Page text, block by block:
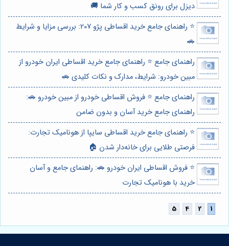
دیزل برای رونق کسب و کار شما 🚚
⭐️ راهنمای جامع خرید اقساطی پژو 207: بررسی مزایا و شرایط
🚗
راهنمای جامع ⭐️ راهنمای جامع خرید اقساطی ایران خودرو از
مبین خودرو: شرایط، مدارک و نکات کلیدی 🚗
راهنمای جامع ⭐️ فروش اقساطی خودرو از مبین خودرو 🚗:
راهنمای جامع خرید آسان و بدون ضامن
⭐️ راهنمای جامع خرید اقساطی سایپا از هونامیک تجارت:
فرصتی طلایی برای خانه‌دار شدن 🏠
⭐️ فروش اقساطی ایران خودرو 🚗: راهنمای جامع و آسان
خرید با هونامیک تجارت